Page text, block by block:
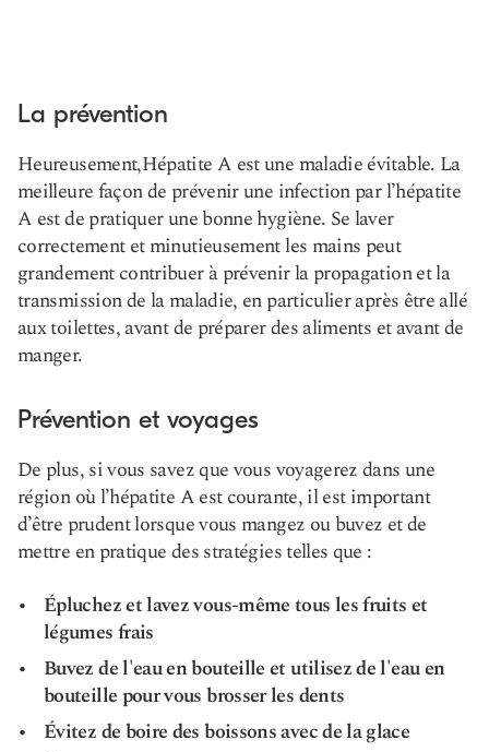
La prévention
Heureusement,Hépatite A est une maladie évitable. La
meilleure façon de prévenir une infection par l’hépatite
A est de pratiquer une bonne hygiène. Se laver
correctement et minutieusement les mains peut
grandement contribuer à prévenir la propagation et la
transmission de la maladie, en particulier après être allé
aux toilettes, avant de préparer des aliments et avant de
manger.
Prévention et voyages
De plus, si vous savez que vous voyagerez dans une
région où l’hépatite A est courante, il est important
d’être prudent lorsque vous mangez ou buvez et de
mettre en pratique des stratégies telles que :
Épluchez et lavez vous-même tous les fruits et
légumes frais
Buvez de l'eau en bouteille et utilisez de l'eau en
bouteille pour vous brosser les dents
Évitez de boire des boissons avec de la glace